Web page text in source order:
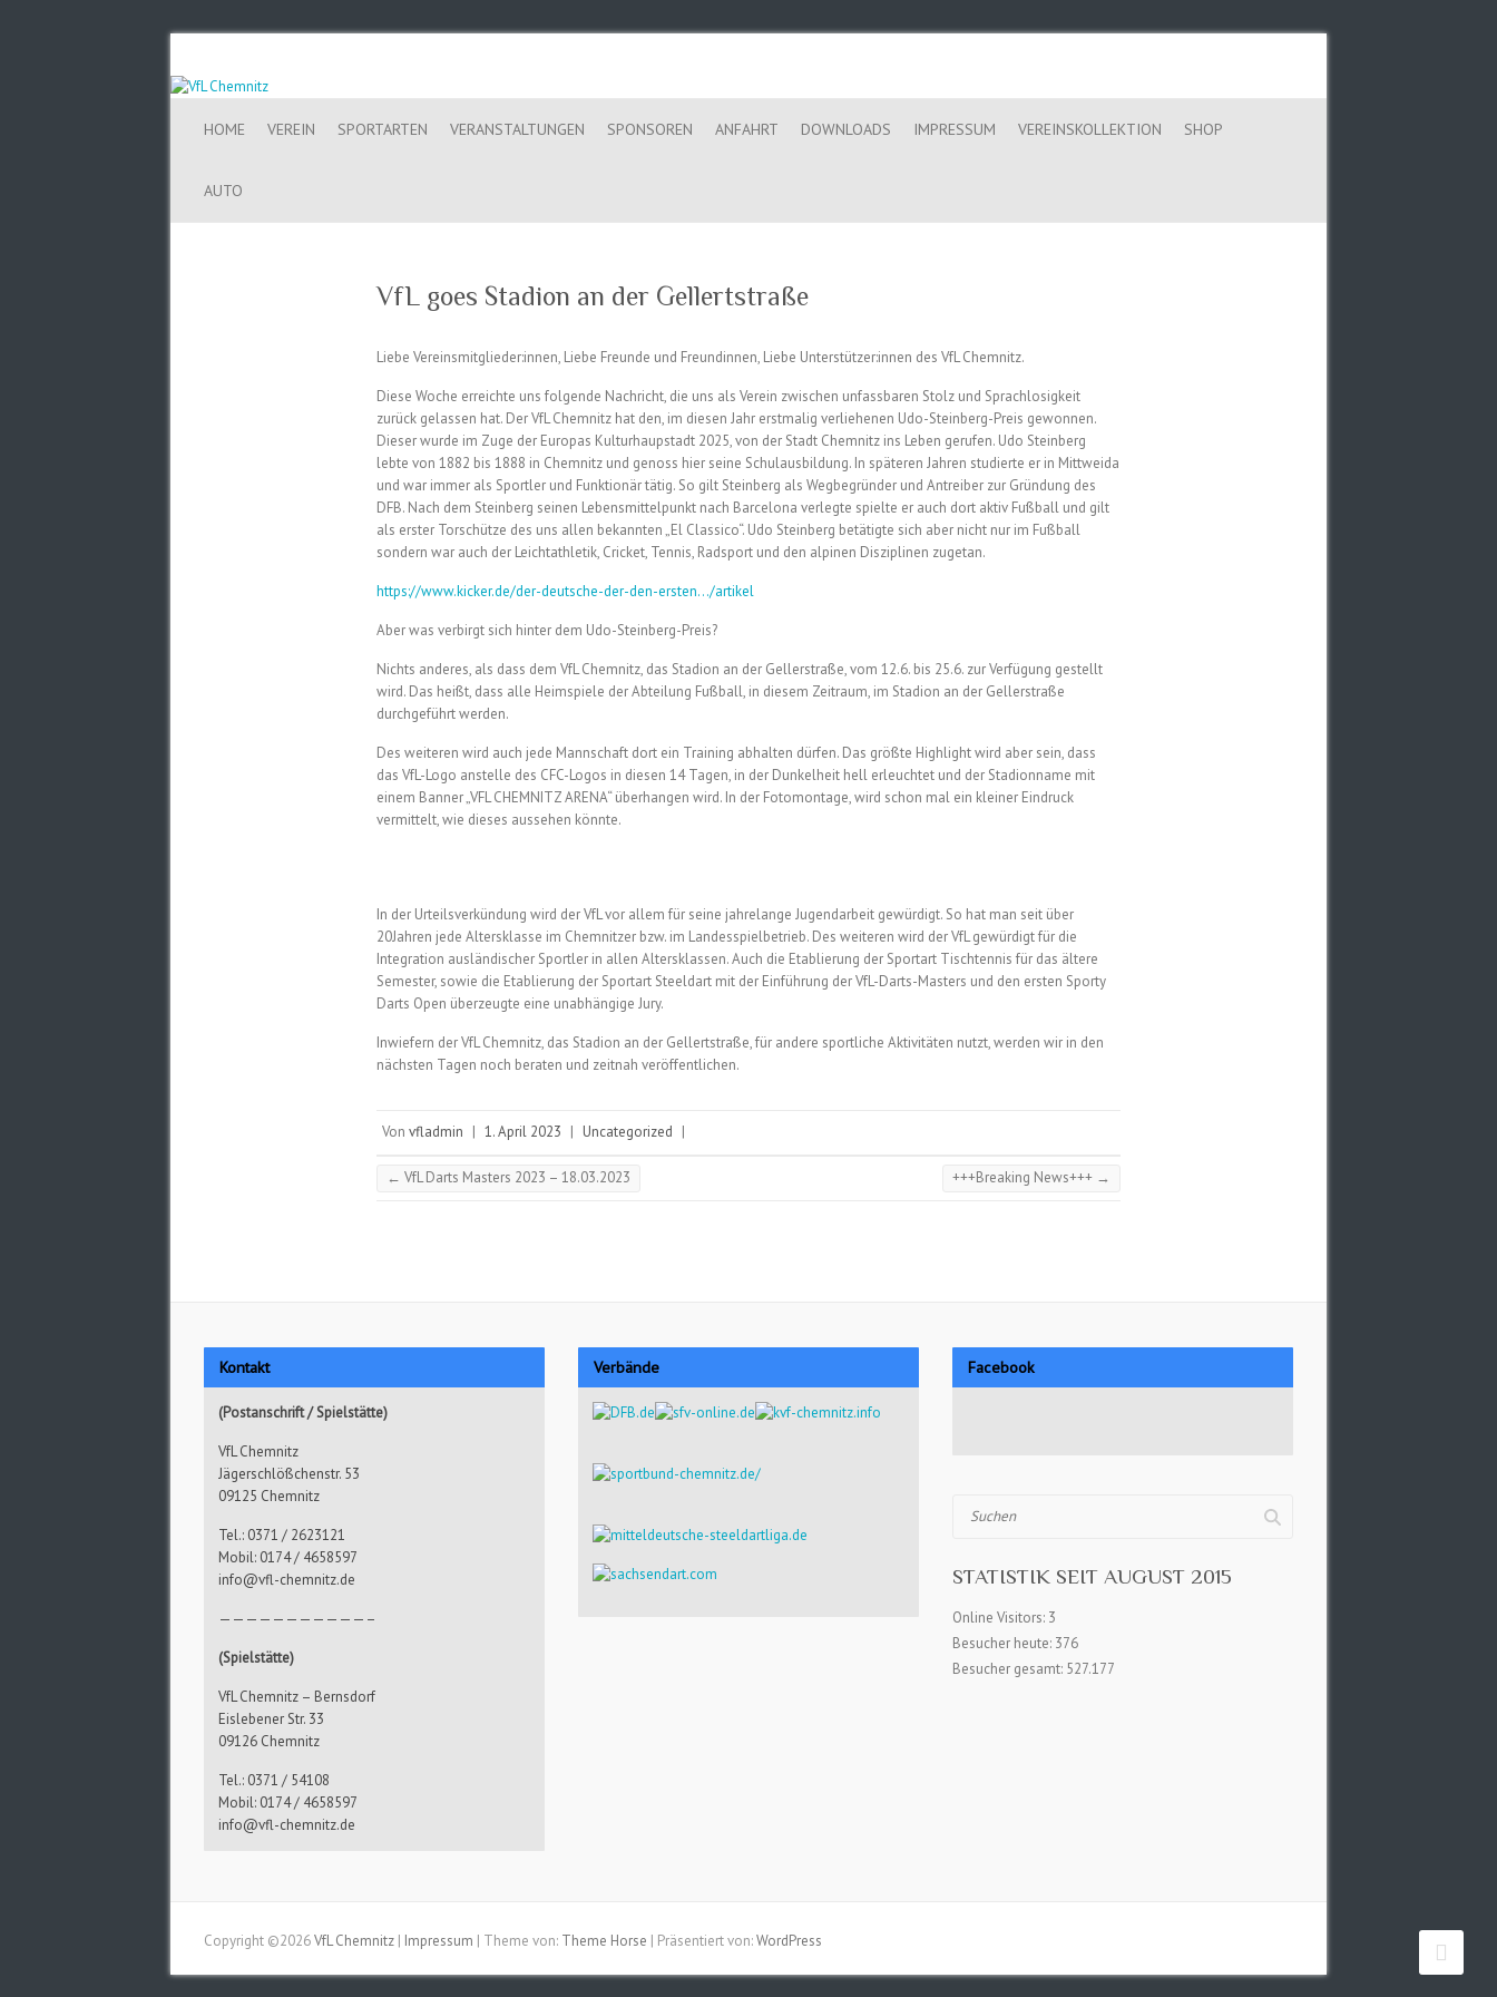
HOME VEREIN SPORTARTEN VERANSTALTUNGEN SPONSOREN ANFAHRT DOWNLOADS IMPRESSUM VEREINSKOLLEKTION SHOP
AUTO
VfL goes Stadion an der Gellertstraße
Liebe Vereinsmitglieder:innen, Liebe Freunde und Freundinnen, Liebe Unterstützer:innen des VfL Chemnitz.
Diese Woche erreichte uns folgende Nachricht, die uns als Verein zwischen unfassbaren Stolz und Sprachlosigkeit
zurück gelassen hat. Der VfL Chemnitz hat den, im diesen Jahr erstmalig verliehenen Udo-Steinberg-Preis gewonnen.
Dieser wurde im Zuge der Europas Kulturhaupstadt 2025, von der Stadt Chemnitz ins Leben gerufen. Udo Steinberg
lebte von 1882 bis 1888 in Chemnitz und genoss hier seine Schulausbildung. In späteren Jahren studierte er in Mittweida
und war immer als Sportler und Funktionär tätig. So gilt Steinberg als Wegbegründer und Antreiber zur Gründung des
DFB. Nach dem Steinberg seinen Lebensmittelpunkt nach Barcelona verlegte spielte er auch dort aktiv Fußball und gilt
als erster Torschütze des uns allen bekannten „El Classico“. Udo Steinberg betätigte sich aber nicht nur im Fußball
sondern war auch der Leichtathletik, Cricket, Tennis, Radsport und den alpinen Disziplinen zugetan.
https://www.kicker.de/der-deutsche-der-den-ersten…/artikel
Aber was verbirgt sich hinter dem Udo-Steinberg-Preis?
Nichts anderes, als dass dem VfL Chemnitz, das Stadion an der Gellerstraße, vom 12.6. bis 25.6. zur Verfügung gestellt
wird. Das heißt, dass alle Heimspiele der Abteilung Fußball, in diesem Zeitraum, im Stadion an der Gellerstraße
durchgeführt werden.
Des weiteren wird auch jede Mannschaft dort ein Training abhalten dürfen. Das größte Highlight wird aber sein, dass
das VfL-Logo anstelle des CFC-Logos in diesen 14 Tagen, in der Dunkelheit hell erleuchtet und der Stadionname mit
einem Banner „VFL CHEMNITZ ARENA“ überhangen wird. In der Fotomontage, wird schon mal ein kleiner Eindruck
vermittelt, wie dieses aussehen könnte.
In der Urteilsverkündung wird der VfL vor allem für seine jahrelange Jugendarbeit gewürdigt. So hat man seit über
20Jahren jede Altersklasse im Chemnitzer bzw. im Landesspielbetrieb. Des weiteren wird der VfL gewürdigt für die
Integration ausländischer Sportler in allen Altersklassen. Auch die Etablierung der Sportart Tischtennis für das ältere
Semester, sowie die Etablierung der Sportart Steeldart mit der Einführung der VfL-Darts-Masters und den ersten Sporty
Darts Open überzeugte eine unabhängige Jury.
Inwiefern der VfL Chemnitz, das Stadion an der Gellertstraße, für andere sportliche Aktivitäten nutzt, werden wir in den
nächsten Tagen noch beraten und zeitnah veröffentlichen.
Von vfladmin | 1. April 2023 | Uncategorized |
← VfL Darts Masters 2023 – 18.03.2023 +++Breaking News+++ →
Kontakt
(Postanschrift / Spielstätte)
VfL Chemnitz
Jägerschlößchenstr. 53
09125 Chemnitz
Tel.: 0371 / 2623121
Mobil: 0174 / 4658597
info@vfl-chemnitz.de
———————————–
(Spielstätte)
VfL Chemnitz – Bernsdorf
Eislebener Str. 33
09126 Chemnitz
Tel.: 0371 / 54108
Mobil: 0174 / 4658597
info@vfl-chemnitz.de
Verbände Facebook
STATISTIK SEIT AUGUST 2015
Online Visitors: 3
Besucher heute: 376
Besucher gesamt: 527.177
Copyright ©2026VfL Chemnitz | Impressum | Theme von: Theme Horse | Präsentiert von:WordPress